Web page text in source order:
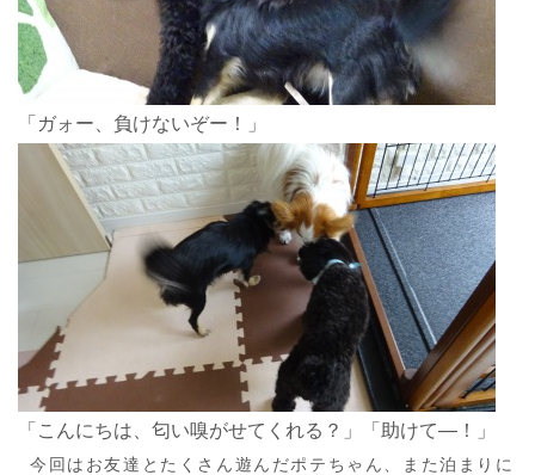
「ガォー、負けないぞー！」
「こんにちは、匂い嗅がせてくれる？」「助けて―！」
今回はお友達とたくさん遊んだポテちゃん、また泊まりに